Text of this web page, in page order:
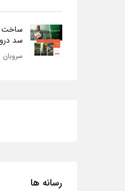
ساخت
سد
سروبان
رسانه ها